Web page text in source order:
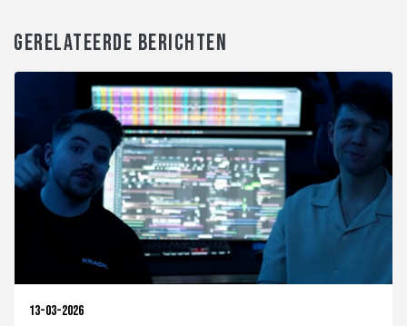
GERELATEERDE BERICHTEN
13-03-2026